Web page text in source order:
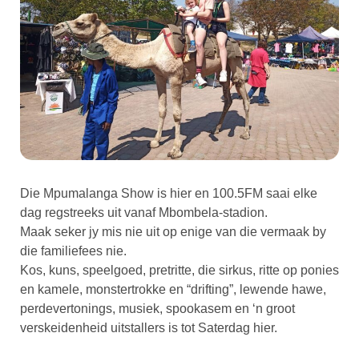
Die Mpumalanga Show is hier en 100.5FM saai elke
dag regstreeks uit vanaf Mbombela-stadion.
Maak seker jy mis nie uit op enige van die vermaak by
die familiefees nie.
Kos, kuns, speelgoed, pretritte, die sirkus, ritte op ponies
en kamele, monstertrokke en “drifting”, lewende hawe,
perdevertonings, musiek, spookasem en ‘n groot
verskeidenheid uitstallers is tot Saterdag hier.